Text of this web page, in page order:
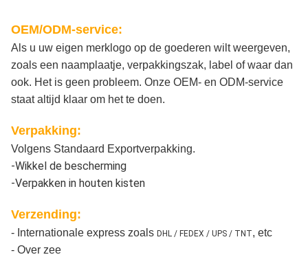
OEM/ODM-service:
Als u uw eigen merklogo op de goederen wilt weergeven,
zoals een naamplaatje, verpakkingszak, label of waar dan
ook. Het is geen probleem. Onze OEM- en ODM-service
staat altijd klaar om het te doen.
Verpakking:
Volgens Standaard Exportverpakking.
-Wikkel de bescherming
-Verpakken in houten kisten
Verzending:
- Internationale express zoals DHL / FEDEX / UPS / TNT, etc
- Over zee